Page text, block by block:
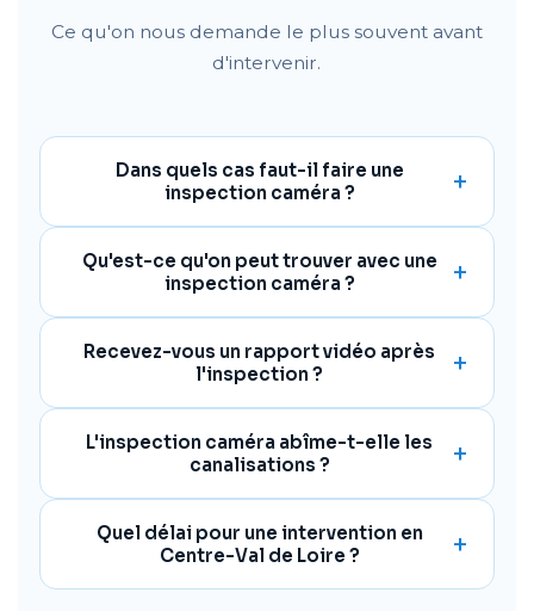
Ce qu'on nous demande le plus souvent avant
d'intervenir.
Dans quels cas faut-il faire une
inspection caméra ?
Qu'est-ce qu'on peut trouver avec une
inspection caméra ?
Recevez-vous un rapport vidéo après
l'inspection ?
L'inspection caméra abîme-t-elle les
canalisations ?
Quel délai pour une intervention en
Centre-Val de Loire ?